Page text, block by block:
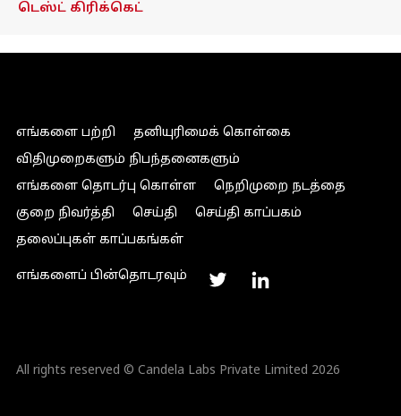
டெஸ்ட் கிரிக்கெட்
எங்களை பற்றி
தனியுரிமைக் கொள்கை
விதிமுறைகளும் நிபந்தனைகளும்
எங்களை தொடர்பு கொள்ள
நெறிமுறை நடத்தை
குறை நிவர்த்தி
செய்தி
செய்தி காப்பகம்
தலைப்புகள் காப்பகங்கள்
எங்களைப் பின்தொடரவும்
All rights reserved © Candela Labs Private Limited 2026